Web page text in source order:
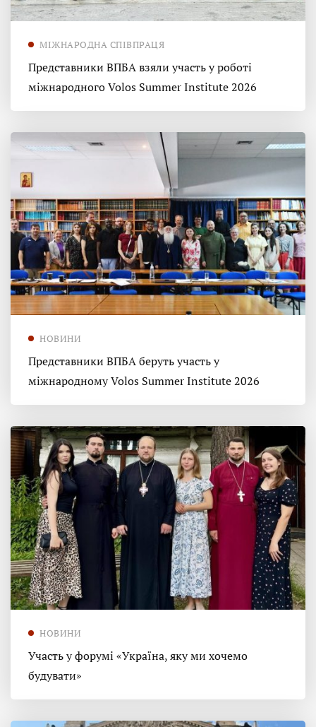
МІЖНАРОДНА СПІВПРАЦЯ
Представники ВПБА взяли участь у роботі
міжнародного Volos Summer Institute 2026
НОВИНИ
Представники ВПБА беруть участь у
міжнародному Volos Summer Institute 2026
НОВИНИ
Участь у форумі «Україна, яку ми хочемо
будувати»